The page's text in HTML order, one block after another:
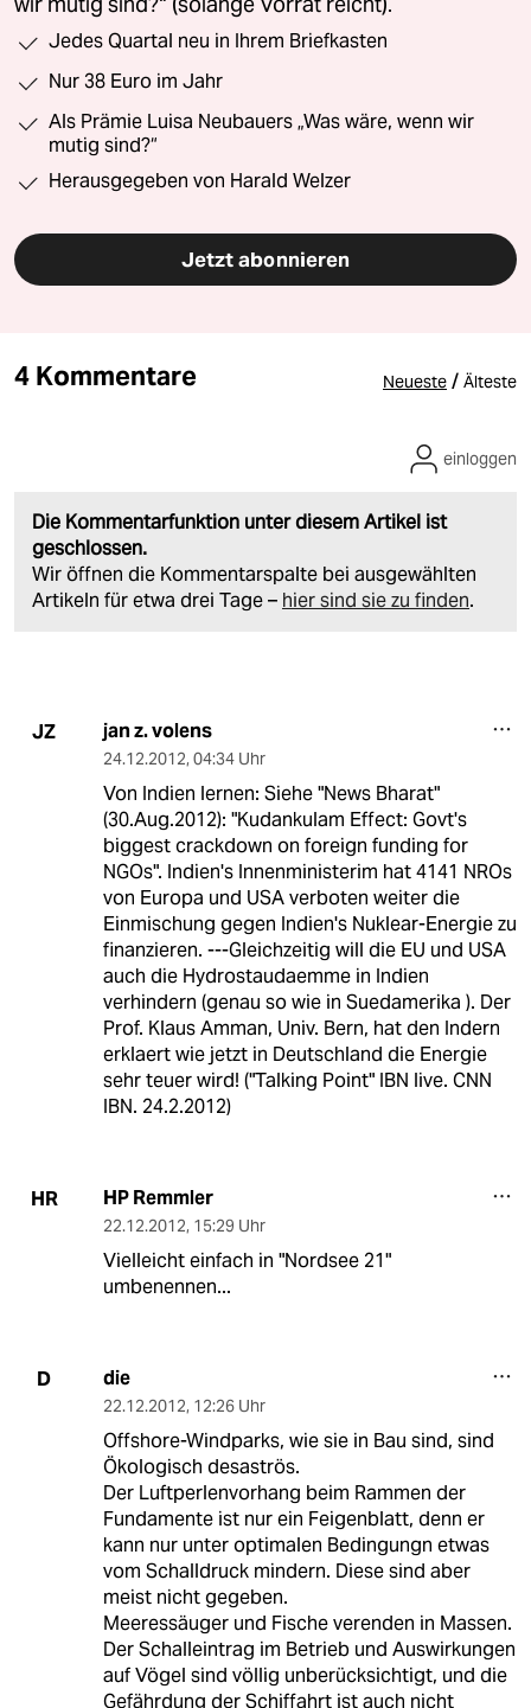
Jedes Quartal neu in Ihrem Briefkasten
Nur 38 Euro im Jahr
Als Prämie Luisa Neubauers „Was wäre, wenn wir
mutig sind?“
Herausgegeben von Harald Welzer
Jetzt abonnieren
4 Kommentare Neueste / Älteste
Die Kommentarfunktion unter diesem Artikel ist
geschlossen.
Wir öffnen die Kommentarspalte bei ausgewählten
Artikeln für etwa drei Tage – hier sind sie zu finden.
einloggen
JZ jan z. volens
24.12.2012, 04:34 Uhr
Von Indien lernen: Siehe "News Bharat"
(30.Aug.2012): "Kudankulam Effect: Govt's
biggest crackdown on foreign funding for
NGOs". Indien's Innenministerim hat 4141 NROs
von Europa und USA verboten weiter die
Einmischung gegen Indien's Nuklear-Energie zu
finanzieren. ---Gleichzeitig will die EU und USA
auch die Hydrostaudaemme in Indien
verhindern (genau so wie in Suedamerika ). Der
Prof. Klaus Amman, Univ. Bern, hat den Indern
erklaert wie jetzt in Deutschland die Energie
sehr teuer wird! ("Talking Point" IBN live. CNN
IBN. 24.2.2012)
HR HP Remmler
22.12.2012, 15:29 Uhr
Vielleicht einfach in "Nordsee 21"
umbenennen...
D die
22.12.2012, 12:26 Uhr
Offshore-Windparks, wie sie in Bau sind, sind
Ökologisch desaströs.
Der Luftperlenvorhang beim Rammen der
Fundamente ist nur ein Feigenblatt, denn er
kann nur unter optimalen Bedingungn etwas
vom Schalldruck mindern. Diese sind aber
meist nicht gegeben.
Meeressäuger und Fische verenden in Massen.
Der Schalleintrag im Betrieb und Auswirkungen
auf Vögel sind völlig unberücksichtigt, und die
Gefährdung der Schiffahrt ist auch nicht